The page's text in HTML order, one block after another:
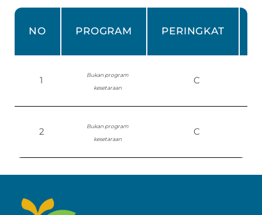
NO PROGRAM PERINGKAT
1
Bukan program
kesetaraan
C
2
Bukan program
kesetaraan
C